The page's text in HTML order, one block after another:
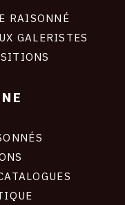
RAISONNÉ
GALERISTES